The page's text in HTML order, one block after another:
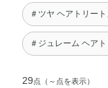
＃ツヤ ヘアトリート
＃ジュレーム ヘア
29点 （～点を表示）